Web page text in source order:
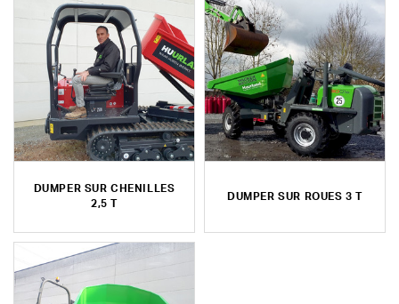
DUMPER SUR CHENILLES
2,5 T
DUMPER SUR ROUES 3 T